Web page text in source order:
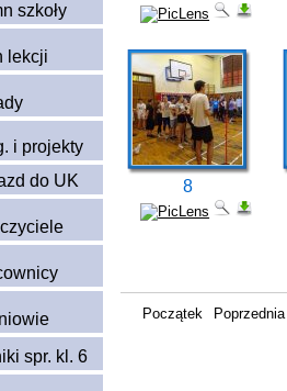
szkoły
lekcji
i projekty
do UK
spr. kl. 6
8
Początek Poprzednia